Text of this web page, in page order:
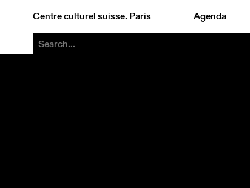
Centre culturel suisse. Paris Agenda